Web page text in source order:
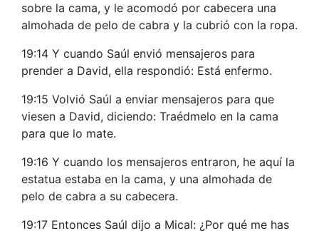
sobre la cama, y le acomodó por cabecera una
almohada de pelo de cabra y la cubrió con la ropa.
19:14 Y cuando Saúl envió mensajeros para
prender a David, ella respondió: Está enfermo.
19:15 Volvió Saúl a enviar mensajeros para que
viesen a David, diciendo: Traédmelo en la cama
para que lo mate.
19:16 Y cuando los mensajeros entraron, he aquí la
estatua estaba en la cama, y una almohada de
pelo de cabra a su cabecera.
19:17 Entonces Saúl dijo a Mical: ¿Por qué me has